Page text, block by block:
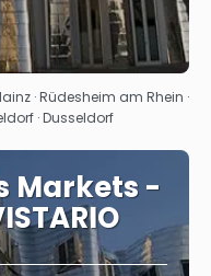
· Rüdesheim am Rhein ·
· Dusseldorf
Markets -